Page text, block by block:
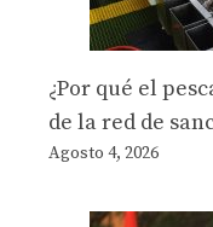
¿Por qué el
de la red de
Agosto 4, 2026